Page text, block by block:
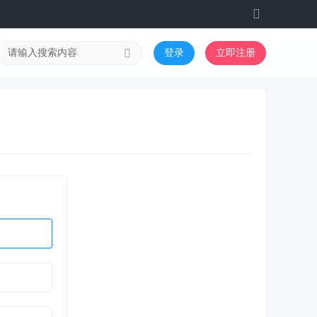
切
换
到
宽
登录 立即注册